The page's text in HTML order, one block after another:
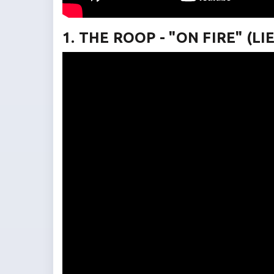
1. THE ROOP - "ON FIRE"